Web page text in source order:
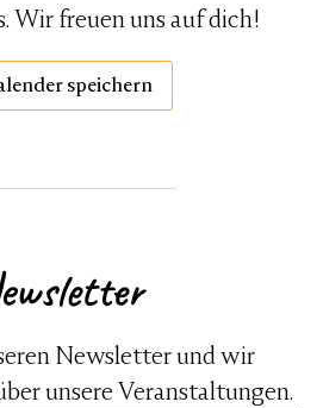
Wir freuen uns auf dich!
speichern
Newsletter und wir
unsere Veranstaltungen.